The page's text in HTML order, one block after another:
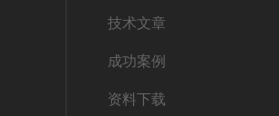
技术文章
成功案例
资料下载